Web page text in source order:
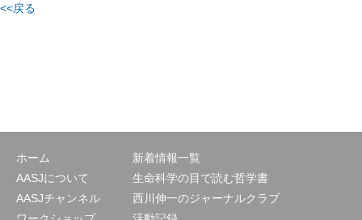
<<戻る
ホーム
AASJについて
AASJチャンネル
新着情報一覧
生命科学の目で読む哲学書
西川伸一のジャーナルクラブ